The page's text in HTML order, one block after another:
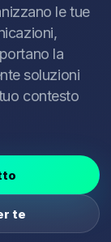
le tue
la
soluzioni
contesto
te